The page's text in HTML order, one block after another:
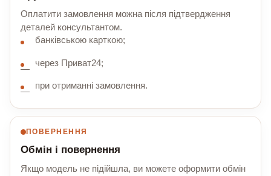
Оплатити замовлення можна після підтвердження
деталей консультантом.
банківською карткою;
через Приват24;
при отриманні замовлення.
ПОВЕРНЕННЯ
Обмін і повернення
Якщо модель не підійшла, ви можете оформити обмін